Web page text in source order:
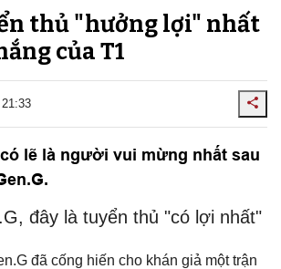
thủ "hưởng lợi" nhất
của T1
lẽ là người vui mừng nhất sau
đây là tuyển thủ "có lợi nhất"
đã cống hiến cho khán giả một trận